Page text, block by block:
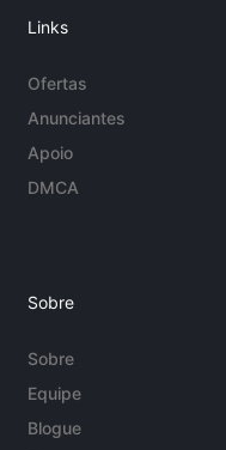
Links
Ofertas
Anunciantes
Apoio
DMCA
Sobre
Sobre
Equipe
Blogue